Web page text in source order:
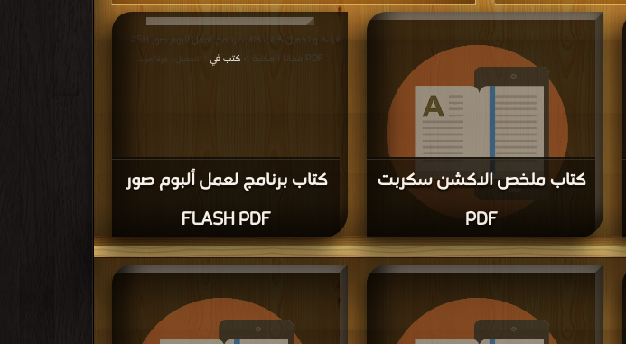
كتاب برنامج لعمل ألبوم صور
FLASH PDF
قراءة و تحميل كتاب كتاب برنامج لعمل ألبوم صور FLASH
PDF مجانا | مكتبة >
كتب في | التحميل : مرة/مرات
كتاب ملخص الاكشن سكربت
PDF
قراءة و تحميل كتاب كتاب ملخص الاكشن سكربت PDF
مجانا | مكتبة >كتب في تحميل| التحميل : مرة/مرات